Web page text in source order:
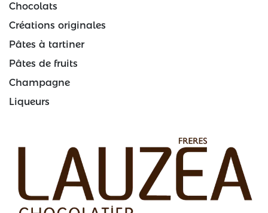
Chocolats
Créations originales
Pâtes à tartiner
Pâtes de fruits
Champagne
Liqueurs